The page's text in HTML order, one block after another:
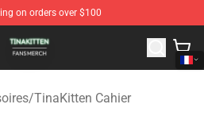
on orders over $100
TinaKitten Merchandise Store
/TinaKitten Cahier